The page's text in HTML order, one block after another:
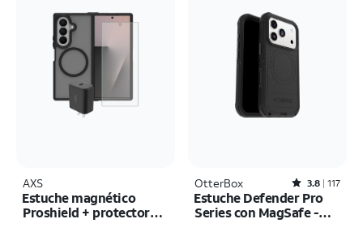
AXS
Estuche magnético
Proshield + protector
OtterBox Rated3.8out of 5 stars with117reviews
3.8 117
Estuche Defender Pro
Series con MagSafe -